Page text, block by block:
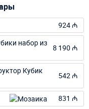
924 ₼
8 190 ₼
542 ₼
831 ₼